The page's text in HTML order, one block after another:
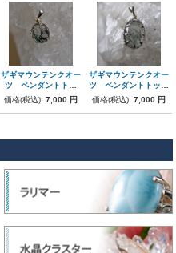
ザギマウンテンクオー
ツ ペンダントトッ
プ zp-002
価格(税込): 7,000 円
ザギマウンテンクオー
ツ ペンダントトップ
zp-001
価格(税込): 7,000 円